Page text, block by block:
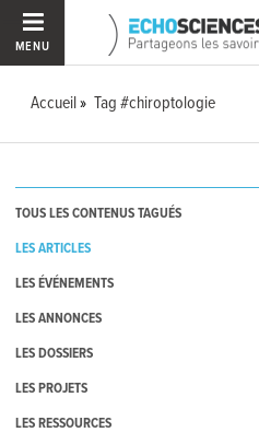
MENU
Accueil Tag #chiroptologie
TOUS LES CONTENUS TAGUÉS
LES ARTICLES
LES ÉVÉNEMENTS
LES ANNONCES
LES DOSSIERS
LES PROJETS
LES RESSOURCES